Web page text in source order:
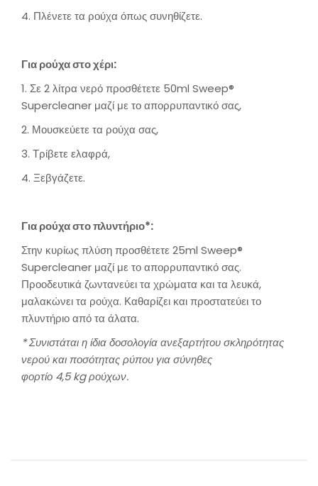
4. Πλένετε τα ρούχα όπως συνηθίζετε.
Για ρούχα στο χέρι:
1. Σε 2 λίτρα νερό προσθέτετε 50ml Sweep®
Supercleaner μαζί με το απορρυπαντικό σας,
2. Μουσκεύετε τα ρούχα σας,
3. Τρίβετε ελαφρά,
4. Ξεβγάζετε.
Για ρούχα στο πλυντήριο*:
Στην κυρίως πλύση προσθέτετε 25ml Sweep®
Supercleaner μαζί με το απορρυπαντικό σας.
Προοδευτικά ζωντανεύει τα χρώματα και τα λευκά,
μαλακώνει τα ρούχα. Καθαρίζει και προστατεύει το
πλυντήριο από τα άλατα.
* Συνιστάται η ίδια δοσολογία ανεξαρτήτου σκληρότητας
νερού και ποσότητας ρύπου για σύνηθες
φορτίο 4,5 kg ρούχων.